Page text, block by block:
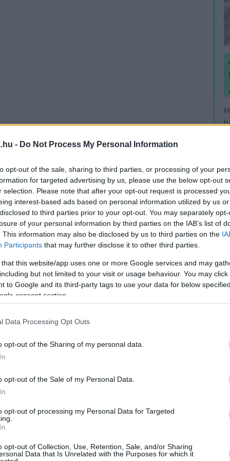
- Do Not Process My Personal Information
opt-out of the sale, sharing to third parties, or processing of your
for targeted advertising by us, please use the below opt-out
selection. Please note that after your opt-out request is processed
interest-based ads based on personal information utilized by us
to third parties prior to your opt-out. You may separately
of your personal information by third parties on the IAB’s list of
This information may also be disclosed by us to third parties on the
Participants that may further disclose it to other third parties.
that this website/app uses one or more Google services and may
but not limited to your visit or usage behaviour. You may
to Google and its third-party tags to use your data for below
consent section.
Data Processing Opt Outs
opt-out of the Sharing of my personal data.
opt-out of the Sale of my Personal Data.
opt-out of processing my Personal Data for Targeted
opt-out of Collection, Use, Retention, Sale, and/or Sharing
Data that Is Unrelated with the Purposes for which it
a garanciáival együtt ugyanúgy köddé
önkormányzatához fordultunk, és
közzétesszük.
Egyesület